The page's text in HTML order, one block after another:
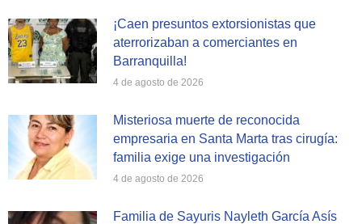
¡Caen presuntos extorsionistas que
aterrorizaban a comerciantes en
Barranquilla!
4 de agosto de 2026
Misteriosa muerte de reconocida
empresaria en Santa Marta tras cirugía:
familia exige una investigación
4 de agosto de 2026
Familia de Sayuris Nayleth García Asís